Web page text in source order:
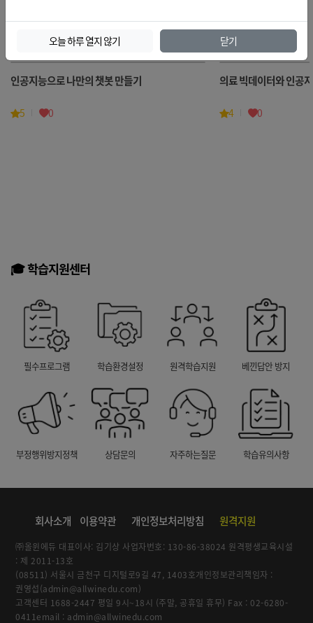
오늘 하루 열지 않기 닫기
🍀오늘의메뉴 ➡️ 인공지능
인공지능으로 나만의 챗봇 만들기
5 0
의료 빅데이터와 인공
4 0
🎓 학습지원센터
필수프로그램 학습환경설정 원격학습지원 베낀답안 방지
부정행위방지정책 상담문의 자주하는질문 학습유의사항
회사소개 이용약관 개인정보처리방침 원격지원
㈜올윈에듀 대표이사: 김기상 사업자번호: 130-86-38024 원격평생교육시설
: 제 2011-13호
(08511) 서울시 금천구 디지털로9길 47, 1403호개인정보관리책임자 :
권영섭(admin@allwinedu.com)
고객센터 1688-2447 평일 9시~18시 (주말, 공휴일 휴무) Fax : 02-6280-
0411email : admin@allwinedu.com